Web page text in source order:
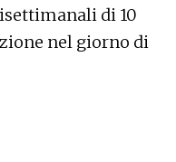
di 10
nel giorno di